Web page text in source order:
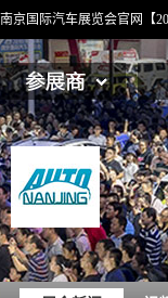
南京国际汽车展览会官网【